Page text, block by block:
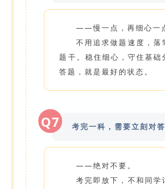
——慢一点，再细心一
不用追求做题速度，落
题干。稳住细心，守住基础
答题，就是最好的状态。
Q7 考完一科，需要立刻对
——绝对不要。
考完即放下，不和同学